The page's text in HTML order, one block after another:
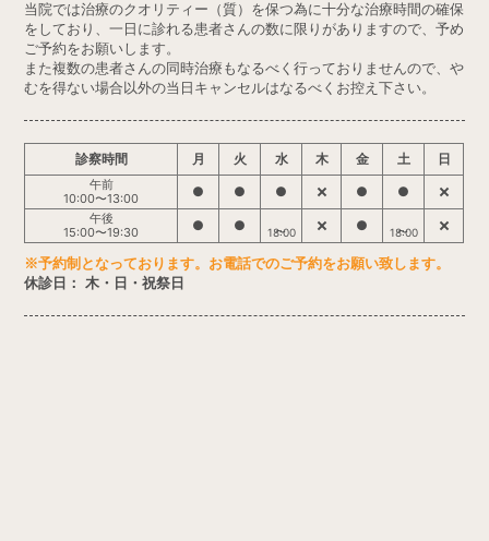
当院では治療のクオリティー（質）を保つ為に十分な治療時間の確保
をしており、一日に診れる患者さんの数に限りがありますので、予め
ご予約をお願いします。
また複数の患者さんの同時治療もなるべく行っておりませんので、や
むを得ない場合以外の当日キャンセルはなるべくお控え下さい。
診察時間 月 火 水 木 金 土 日
午前
10:00〜13:00
● ● ● ● ●
午後
15:00〜19:30
● ● 18:00 ● 18:00
※予約制となっております。お電話でのご予約をお願い致します。
休診日： 木・日・祝祭日